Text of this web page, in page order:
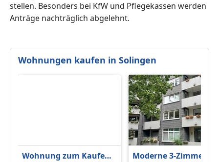
stellen. Besonders bei KfW und Pflegekassen werden
Anträge nachträglich abgelehnt.
Wohnungen kaufen in Solingen
Wohnung zum Kaufen
Moderne 3-Zimmer-